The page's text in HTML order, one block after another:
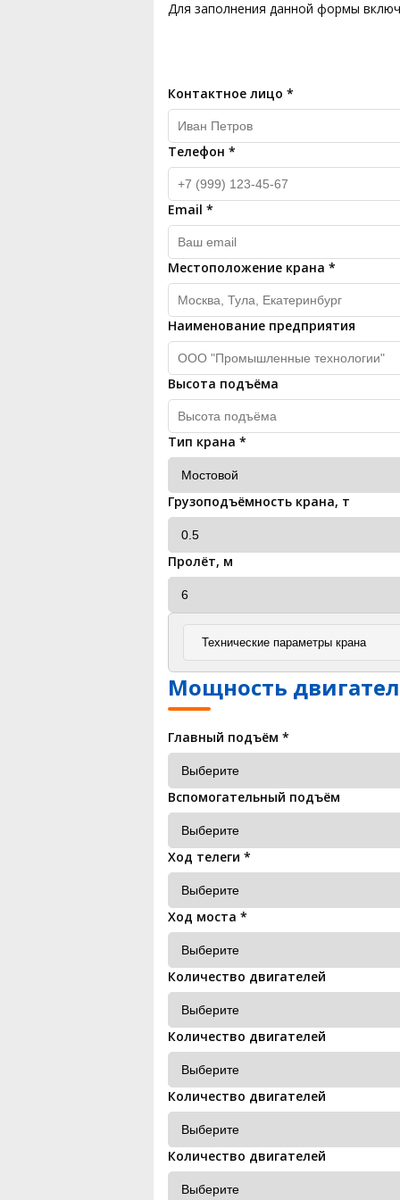
Для заполнения данной формы
Контактное лицо *
Телефон *
Email *
Местоположение крана *
Наименование предприятия
Высота подъёма
Тип крана *
Грузоподъёмность крана, т
Пролёт, м
Технические параметры крана
Мощность
Главный подъём *
Вспомогательный подъём
Ход телеги *
Ход моста *
Количество двигателей
Количество двигателей
Количество двигателей
Количество двигателей